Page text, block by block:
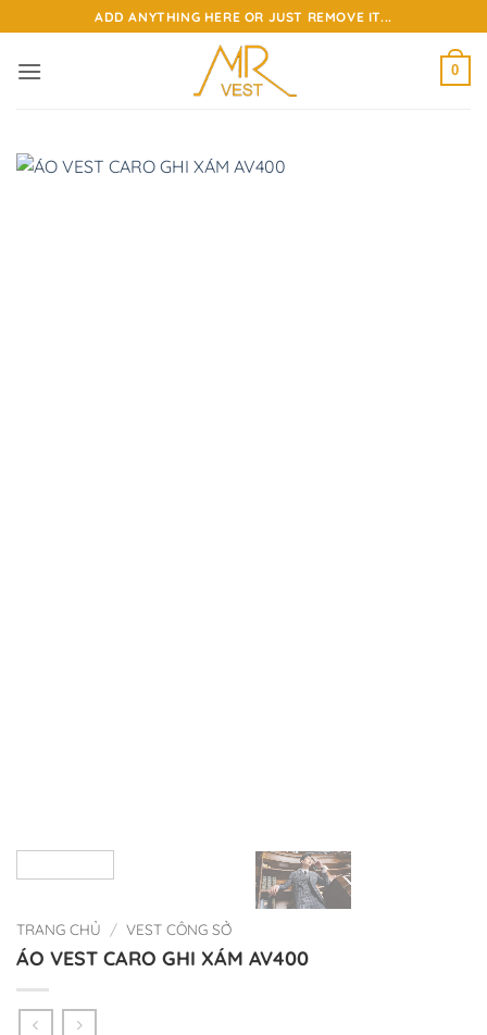
qua
nội
ADD ANYTHING HERE OR JUST REMOVE IT...
0
TRANG CHỦ / VEST CÔNG SỞ
ÁO VEST CARO GHI XÁM AV400